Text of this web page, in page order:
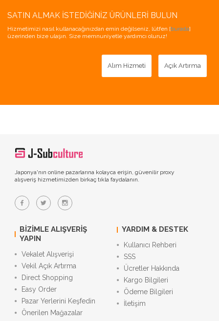
SATIN ALMAK İSTEDIĞINIZ ÜRÜNLERI BULUN
Hizmetimizi nasıl kullanacağınızdan emin değilseniz, lütfen [burada]
üzerinden bize ulaşın. Size memnuniyetle yardımcı oluruz!
Alım Hizmeti Açık Artırma
Japonya'nın online pazarlarına kolayca erişin, güvenilir proxy
alışveriş hizmetimizden birkaç tıkla faydalanın.
BIZIMLE ALIŞVERIŞ
YAPIN
Vekalet Alışverişi
Vekil Açık Artırma
Direct Shopping
Easy Order
Pazar Yerlerini Keşfedin
Önerilen Mağazalar
YARDIM & DESTEK
Kullanıcı Rehberi
SSS
Ücretler Hakkında
Kargo Bilgileri
Ödeme Bilgileri
İletişim